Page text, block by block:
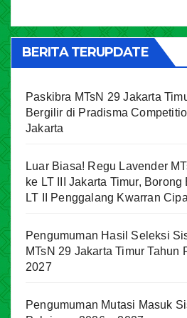
BERITA TERUPDATE
Paskibra MTsN 29 Jakarta
Bergilir di Pradisma
Jakarta
Luar Biasa! Regu Lavender
ke LT III Jakarta Timur,
LT II Penggalang Kwarran
Pengumuman Hasil Seleksi
MTsN 29 Jakarta Timur Tahun
2027
Pengumuman Mutasi Masuk